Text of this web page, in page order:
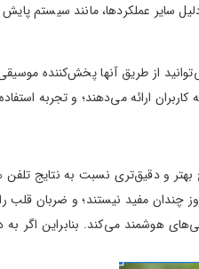
سایر عملکردها، مانند سیستم
از طریق آنها پخش‌کننده
ارائه می‌دهند؛ و تجربه
بهتر و دقیق‌تری نسبت به نتایج
چندان مفید نیستند؛ و ضربان قلب
هوشمند می‌کند. بنابراین اگر به